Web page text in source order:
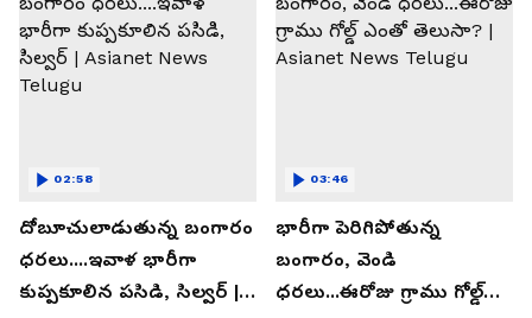
దోబూచులాడుతున్న బంగారం
ధరలు....ఇవాళ భారీగా
కుప్పకూలిన పసిడి, సిల్వర్ |
02:58
భారీగా పెరిగిపోతున్న
బంగారం, వెండి
ధరలు...ఈరోజు గ్రాము గోల్డ్
03:46